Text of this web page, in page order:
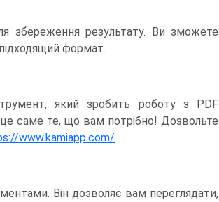
збереження результату. Ви зможете
формат.
який зробить роботу з PDF
саме те, що вам потрібно! Дозвольте
www.kamiapp.com/
Він дозволяє вам переглядати,